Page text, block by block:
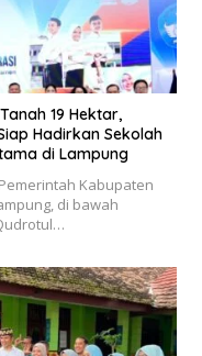
19 Hektar,
Hadirkan Sekolah
di Lampung
Kabupaten
di bawah